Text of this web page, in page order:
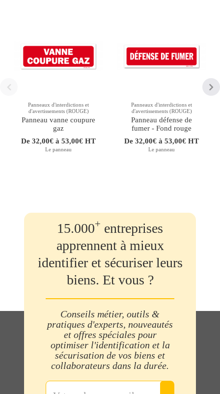
Panneaux d'interdictions et
d'avertissements (ROUGE)
Panneau vanne coupure
gaz
De 32,00€ à 53,00€ HT
Le panneau
Panneaux d'interdictions et
d'avertissements (ROUGE)
Panneau défense de
fumer - Fond rouge
De 32,00€ à 53,00€ HT
Le panneau
15.000+ entreprises
apprennent à mieux
identifier et sécuriser leurs
biens. Et vous ?
Conseils métier, outils &
pratiques d'experts, nouveautés
et offres spéciales pour
optimiser l'identification et la
sécurisation de vos biens et
collaborateurs dans la durée.